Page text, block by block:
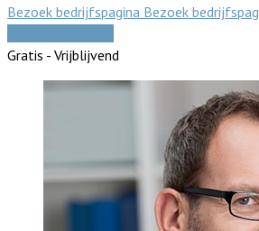
Bezoek bedrijfspagina Bezoek
Gratis - Vrijblijvend